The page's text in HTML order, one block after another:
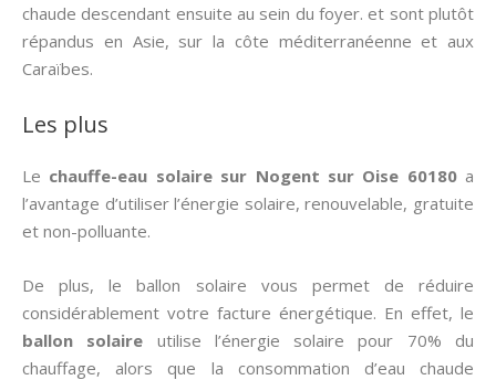
chaude descendant ensuite au sein du foyer. et sont plutôt
répandus en Asie, sur la côte méditerranéenne et aux
Caraïbes.
Les plus
Le chauffe-eau solaire sur Nogent sur Oise 60180a
l’avantage d’utiliser l’énergie solaire, renouvelable, gratuite
et non-polluante.
De plus, le ballon solaire vous permet de réduire
considérablement votre facture énergétique. En effet, le
ballon solaire utilise l’énergie solaire pour 70% du
chauffage, alors que la consommation d’eau chaude